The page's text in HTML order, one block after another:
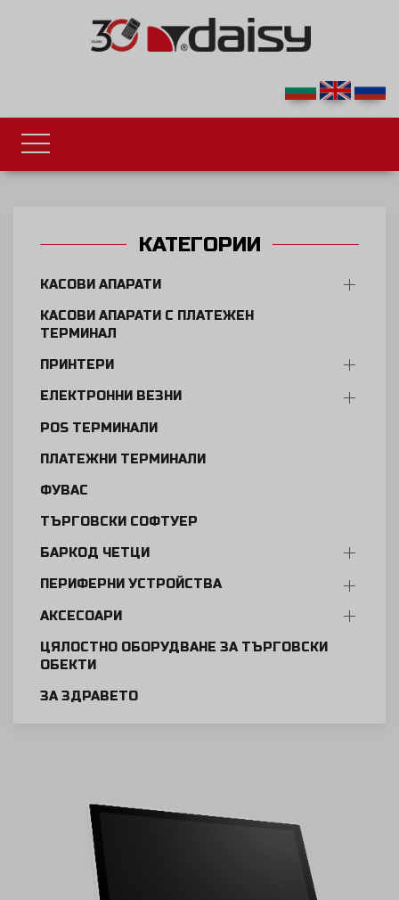
КАТЕГОРИИ
КАСОВИ АПАРАТИ
КАСОВИ АПАРАТИ С ПЛАТЕЖЕН
ТЕРМИНАЛ
ПРИНТЕРИ
ЕЛЕКТРОННИ ВЕЗНИ
POS ТЕРМИНАЛИ
ПЛАТЕЖНИ ТЕРМИНАЛИ
ФУВАС
ТЪРГОВСКИ СОФТУЕР
БАРКОД ЧЕТЦИ
ПЕРИФЕРНИ УСТРОЙСТВА
АКСЕСОАРИ
ЦЯЛОСТНО ОБОРУДВАНЕ ЗА ТЪРГОВСКИ
ОБЕКТИ
ЗА ЗДРАВЕТО